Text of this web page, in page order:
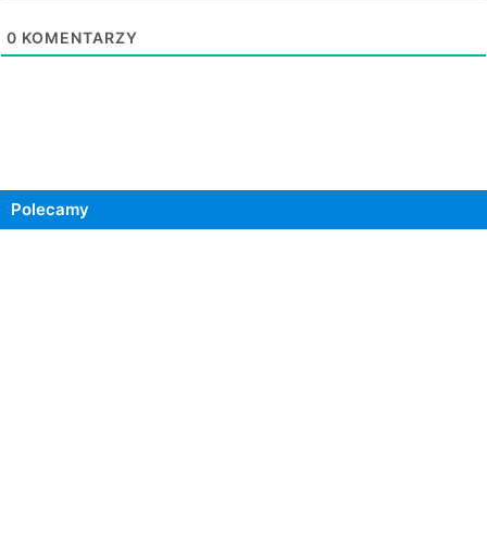
0 KOMENTARZY
Polecamy